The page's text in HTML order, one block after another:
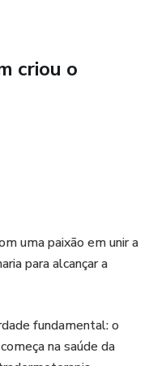
seu acesso ao Ebook
7 dias após a
criou o
uma paixão em unir a
para alcançar a
fundamental: o
na saúde da